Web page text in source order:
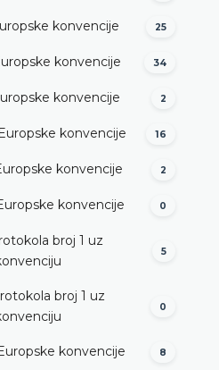
konvencije 25
konvencije 34
konvencije 2
konvencije 16
konvencije 2
konvencije 0
broj 1 uz
5
broj 1 uz
0
konvencije 8